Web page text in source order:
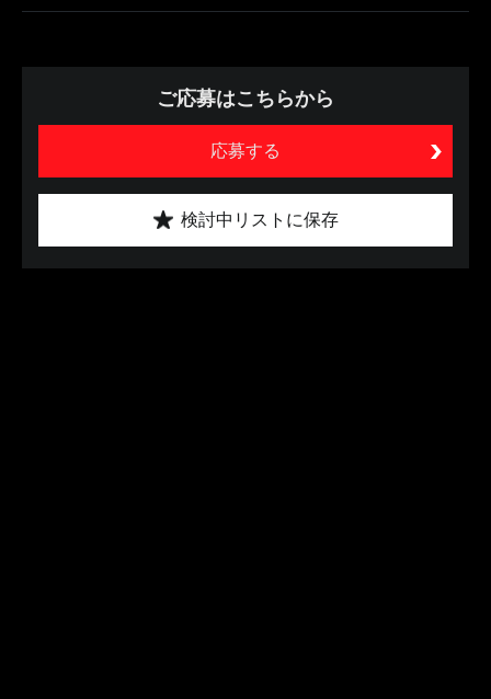
ご応募はこちらから
応募する
検討中リストに保存